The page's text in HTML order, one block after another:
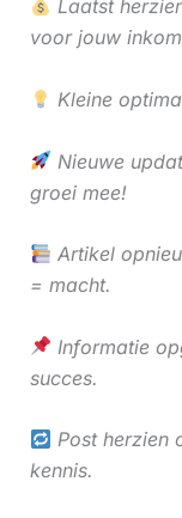
Laatst
voor jouw
Kleine
Nieuwe
groei mee!
Artikel
= macht.
Informatie
succes.
Post herzien
kennis.